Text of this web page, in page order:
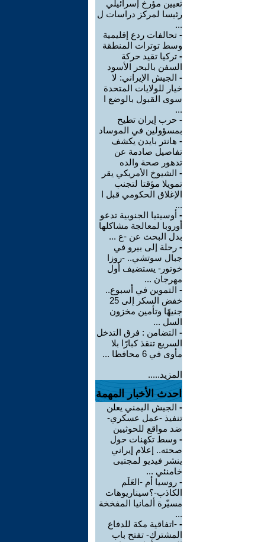
تعيين مؤرخ إسرائيلي
رئيسا لمركز دراسات ل
...
- تحالفات ردع إقليمية
وسط توترات المنطقة
- تركيا تقيد حركة
السفن بالبحر الأسود
- الجيش الإيراني: لا
خيار للولايات المتحدة
سوى القبول بالوضع ا
...
- حرب إيران تطيح
بمسؤولين في الموساد
- هانتر بايدن يكشف
تفاصيل صادمة عن
تدهور صحة والده
- الشيوخ الأمريكي يقر
تمويلا مؤقتا لتجنب
الإغلاق الحكومي قبل ا
...
- أوسيتيا الجنوبية تدعو
أوروبا لمعالجة مشاكلها
بدل البحث عن -ع ...
- رحلة إلى بيرو في
جبال سوتشي.. -روزا
خوتور- يستضيف أول
مهرجان ...
- التموين في أسبوع..
خفض السكر إلى 25
جنيهًا وتأمين مخزون
السل ...
- التضامن : فرق التدخل
السريع تنقذ كبارًا بلا
مأوى في 6 محافظا ...
المزيد.....
احدث الأخبار المهمة
- الجيش اليمني يعلن
تنفيذ -عمل عسكري-
ضد مواقع للحوثيين
- وسط تكهنات حول
صحته.. إعلام إيراني
ينشر فيديو لمجتبى
خامنئي ...
- روسيا أم -العَلَم
الكاذب-؟سيناريوهات
مسيّرة ألمانيا المفخخة
...
- -اتفاقية مكة للدفاع
المشترك- تفتح باب